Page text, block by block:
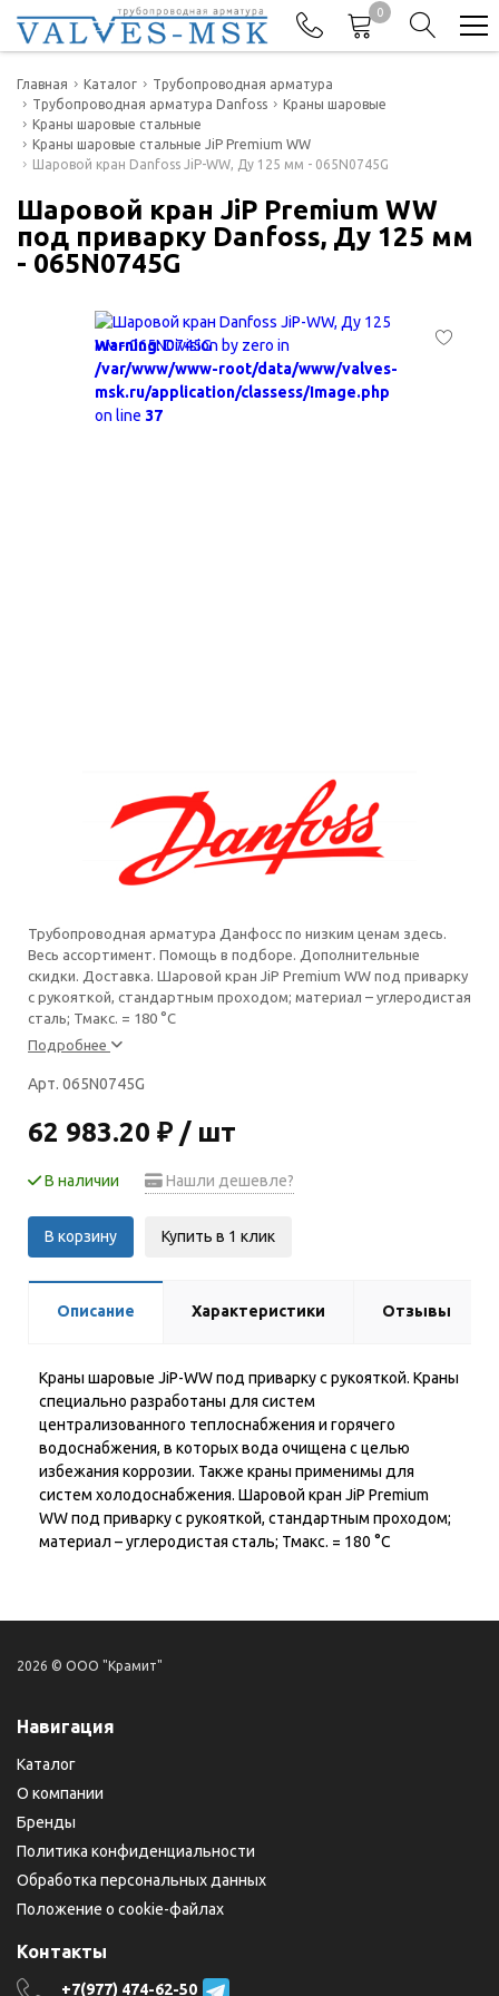
0
Телефоны
+7(977) 474-62-50
Отдел продаж
Главная Каталог
Трубопроводная арматура
Трубопроводная арматура Danfoss
Краны шаровые
Краны шаровые стальные
Краны шаровые стальные JiP Premium WW
Шаровой кран Danfoss JiP-WW, Ду 125 мм - 065N0745G
Шаровой кран JiP Premium WW
под приварку Danfoss, Ду 125 мм
- 065N0745G
Warning: Division by zero in
/var/www/www-root/data/www/valves-
msk.ru/application/classess/Image.php
on line 37
Трубопроводная арматура Данфосс по низким ценам здесь.
Весь ассортимент. Помощь в подборе. Дополнительные
скидки. Доставка. Шаровой кран JiP Premium WW под приварку
с рукояткой, стандартным проходом; материал – углеродистая
сталь; Тмакс. = 180 °С
Подробнее
Арт. 065N0745G
62 983.20 ₽ / шт
В наличии Нашли дешевле?
В корзину Купить в 1 клик
Описание Характеристики Отзывы
Краны шаровые JiP-WW под приварку с рукояткой. Краны
специально разработаны для систем
централизованного теплоснабжения и горячего
водоснабжения, в которых вода очищена с целью
избежания коррозии. Также краны применимы для
систем холодоснабжения. Шаровой кран JiP Premium
WW под приварку с рукояткой, стандартным проходом;
материал – углеродистая сталь; Тмакс. = 180 °С
2026 © ООО "Крамит"
Навигация
Каталог
О компании
Бренды
Политика конфиденциальности
Обработка персональных данных
Положение о cookie-файлах
Контакты
+7(977) 474-62-50